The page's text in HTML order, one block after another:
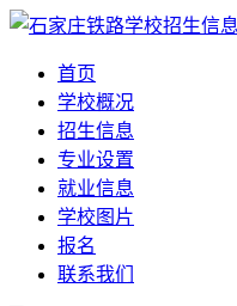
首页
学校概况
招生信息
专业设置
就业信息
学校图片
报名
联系我们